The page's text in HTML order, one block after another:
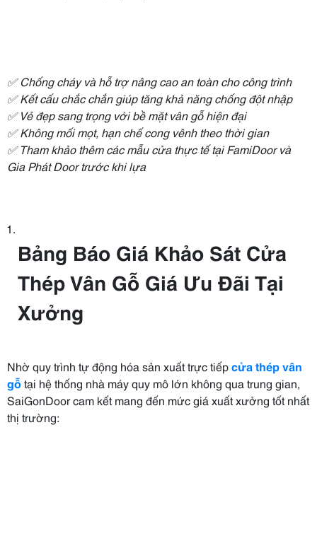
✅ Chống cháy và hỗ trợ nâng cao an toàn cho công trình
✅ Kết cấu chắc chắn giúp tăng khả năng chống đột nhập
✅ Vẻ đẹp sang trọng với bề mặt vân gỗ hiện đại
✅ Không mối mọt, hạn chế cong vênh theo thời gian
✅ Tham khảo thêm các mẫu cửa thực tế tại FamiDoor và
Gia Phát Door trước khi lựa
Bảng Báo Giá Khảo Sát Cửa
Thép Vân Gỗ Giá Ưu Đãi Tại
Xưởng
Nhờ quy trình tự động hóa sản xuất trực tiếpcửa thép vân
gỗtại hệ thống nhà máy quy mô lớn không qua trung gian,
SaiGonDoor cam kết mang đến mức giá xuất xưởng tốt nhất
thị trường: